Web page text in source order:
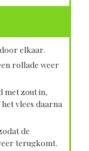
elkaar.
rollade weer
met zout in,
vlees daarna
de
terugkomt.